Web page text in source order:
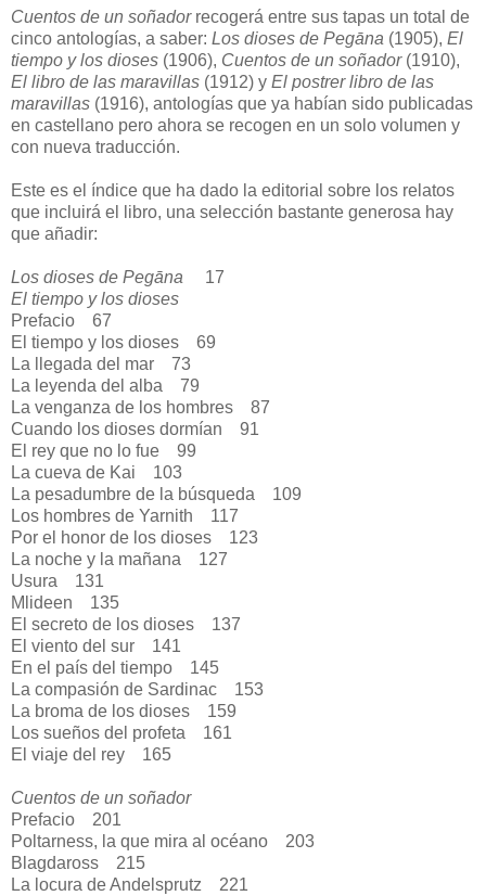
Cuentos de un soñadorrecogerá entre sus tapas un total de
cinco antologías, a saber: Los dioses de Pegāna (1905), El
tiempo y los dioses (1906), Cuentos de un soñador(1910),
El libro de las maravillas (1912) y El postrer libro de las
maravillas (1916), antologías que ya habían sido publicadas
en castellano pero ahora se recogen en un solo volumen y
con nueva traducción.
Este es el índice que ha dado la editorial sobre los relatos
que incluirá el libro, una selección bastante generosa hay
que añadir:
Los dioses de Pegāna 17
El tiempo y los dioses
Prefacio
67
El tiempo y los dioses
69
La llegada del mar
73
La leyenda del alba
79
La venganza de los hombres
87
Cuando los dioses dormían
91
El rey que no lo fue
99
La cueva de Kai
103
La pesadumbre de la búsqueda
109
Los hombres de Yarnith
117
Por el honor de los dioses
123
La noche y la mañana
127
Usura
131
Mlideen
135
El secreto de los dioses
137
El viento del sur
141
En el país del tiempo
145
La compasión de Sardinac
153
La broma de los dioses
159
Los sueños del profeta
161
El viaje del rey
165
Cuentos de un soñador
Prefacio
201
Poltarness, la que mira al océano
203
Blagdaross
215
La locura de Andelsprutz
221